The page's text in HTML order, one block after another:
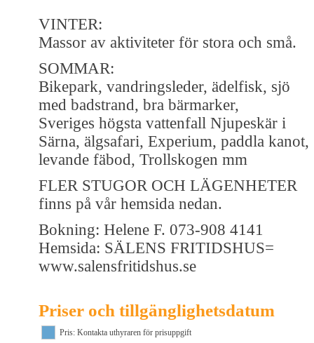
VINTER:
Massor av aktiviteter för stora och små.
SOMMAR:
Bikepark, vandringsleder, ädelfisk, sjö
med badstrand, bra bärmarker,
Sveriges högsta vattenfall Njupeskär i
Särna, älgsafari, Experium, paddla kanot,
levande fäbod, Trollskogen mm
FLER STUGOR OCH LÄGENHETER
finns på vår hemsida nedan.
Bokning: Helene F. 073-908 4141
Hemsida: SÄLENS FRITIDSHUS=
www.salensfritidshus.se
Priser och tillgänglighetsdatum
Pris: Kontakta uthyraren för prisuppgift